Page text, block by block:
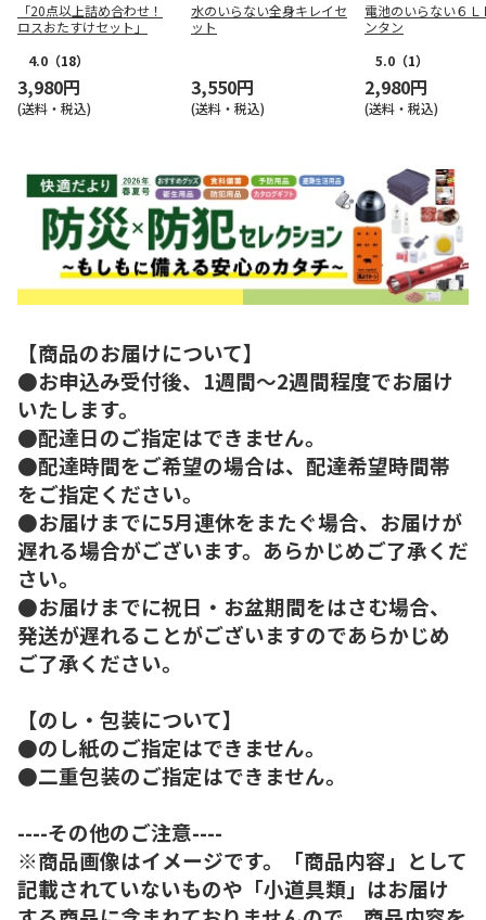
「20点以上詰め合わせ！
ロスおたすけセット」
4.0 （18）
3,980円
(送料・税込)
水のいらない全身キレイセ
ット
3,550円
(送料・税込)
電池のいらない６Ｌ
ンタン
5.0 （1）
2,980円
(送料・税込)
【商品のお届けについて】
●お申込み受付後、1週間～2週間程度でお届け
いたします。
●配達日のご指定はできません。
●配達時間をご希望の場合は、配達希望時間帯
をご指定ください。
●お届けまでに5月連休をまたぐ場合、お届けが
遅れる場合がございます。あらかじめご了承くだ
さい。
●お届けまでに祝日・お盆期間をはさむ場合、
発送が遅れることがございますのであらかじめ
ご了承ください。
【のし・包装について】
●のし紙のご指定はできません。
●二重包装のご指定はできません。
----その他のご注意----
※商品画像はイメージです。「商品内容」として
記載されていないものや「小道具類」はお届け